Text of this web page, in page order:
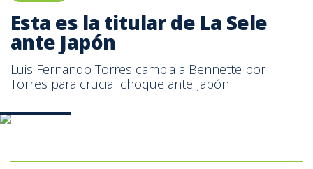
Esta es la titular de La Sele
ante Japón
Luis Fernando Torres cambia a Bennette por
Torres para crucial choque ante Japón